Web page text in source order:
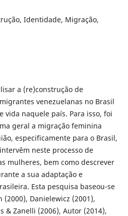
Identidade, Migração,
a (re)construção de
venezuelanas no Brasil
vida naquele país. Para isso, foi
geral a migração feminina
especificamente para o Brasil,
neste processo de
mulheres, bem como descrever
a sua adaptação e
Esta pesquisa baseou-se
Danielewicz (2001),
& Zanelli (2006), Autor (2014),